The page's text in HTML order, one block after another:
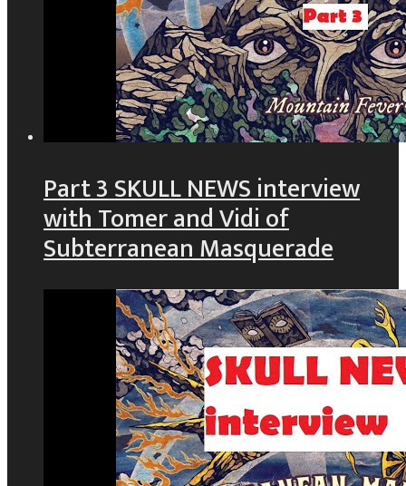
Part 3 SKULL NEWS interview
with Tomer and Vidi of
Subterranean Masquerade